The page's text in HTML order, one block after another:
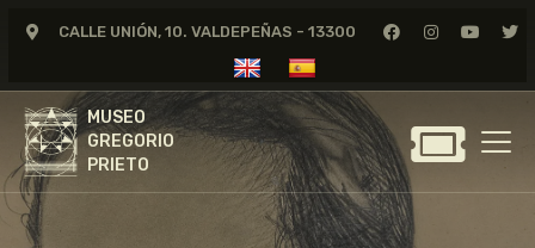
CALLE UNIÓN, 10. VALDEPEÑAS - 13300
MUSEO
GREGORIO
PRIETO
MUSEO
GREGORIO
PRIETO
GREGORIO PRIETO